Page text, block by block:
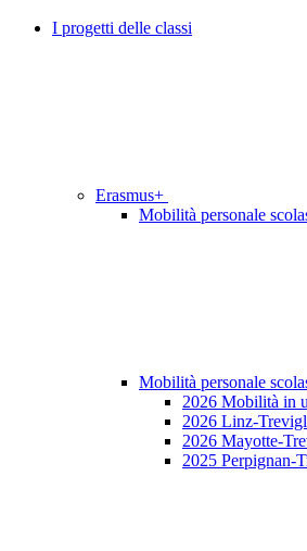
I progetti delle classi
Erasmus+
Mobilità personale
Mobilità personale
2026 Mobilità in
2026 Linz-
2026 Mayotte-
2025 Perpignan-